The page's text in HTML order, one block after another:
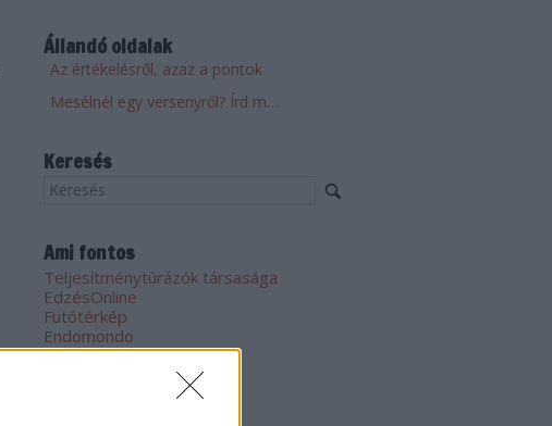
Állandó oldalak
Az értékelésről, azaz a pontok
Mesélnél egy versenyről? Írd meg! Küldd el!
Keresés
Ami fontos
Teljesítménytúrázók társasága
EdzésOnline
Futótérkép
Endomondo